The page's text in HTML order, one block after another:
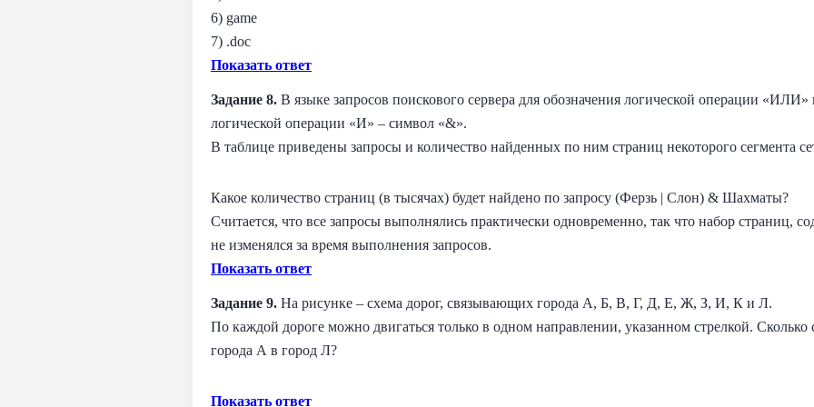
6) game
7) .doc
Показать ответ
Задание 8. В языке запросов поискового сервера для обозначения логической операции «ИЛИ»
логической операции «И» – символ «&».
В таблице приведены запросы и количество найденных по ним страниц некоторого сегмента
Какое количество страниц (в тысячах) будет найдено по запросу (Ферзь | Слон) & Шахматы?
Считается, что все запросы выполнялись практически одновременно, так что набор страниц,
не изменялся за время выполнения запросов.
Показать ответ
Задание 9. На рисунке – схема дорог, связывающих города А, Б, В, Г, Д, Е, Ж, З, И, К и Л.
По каждой дороге можно двигаться только в одном направлении, указанном стрелкой. Сколько
города А в город Л?
Показать ответ